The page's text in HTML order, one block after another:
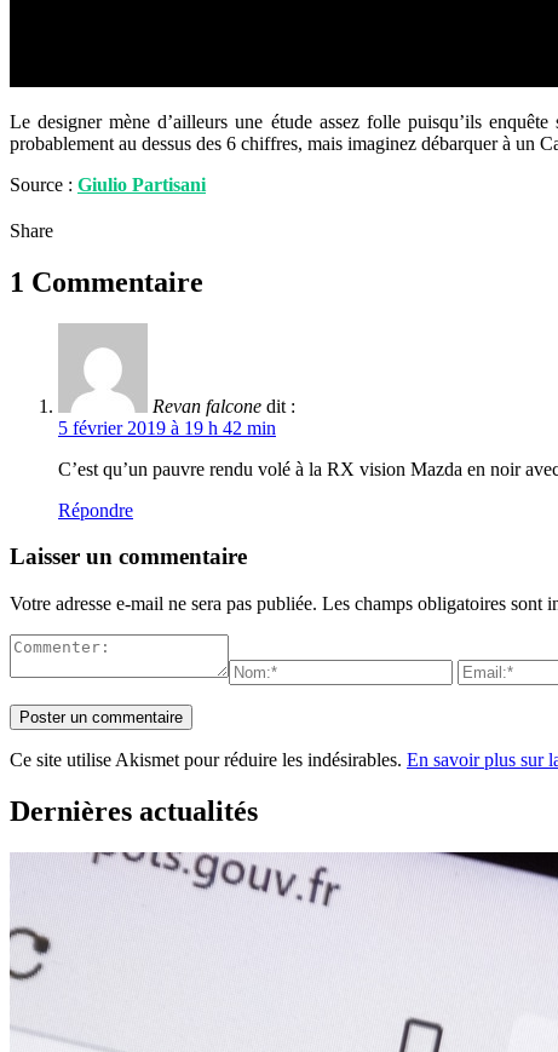
Le designer mène d’ailleurs une étude assez folle puisqu’ils
probablement au dessus des 6 chiffres, mais imaginez débarquer à
Source : Giulio Partisani
Share
1 Commentaire
Revan falcone dit :
5 février 2019 à 19 h 42 min
C’est qu’un pauvre rendu volé à la RX vision Mazda en noir
Répondre
Laisser un commentaire
Votre adresse e-mail ne sera pas publiée. Les champs obligatoires sont
Ce site utilise Akismet pour réduire les indésirables. En savoir plus sur
Dernières actualités